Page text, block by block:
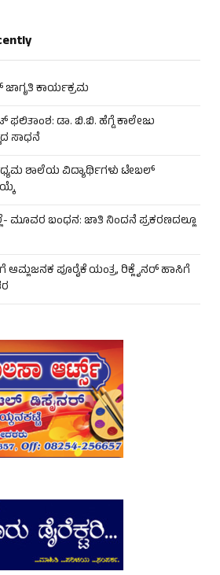
ಜಾಗೃತಿ ಕಾರ್ಯಕ್ರಮ
ಡಾ. ಬಿ.ಬಿ. ಹೆಗ್ಡೆ ಕಾಲೇಜು
ಸಾಧನೆ
ಶಾಲೆಯ ವಿದ್ಯಾರ್ಥಿಗಳು ಟೇಬಲ್‌
ಮೂವರ ಬಂಧನ: ಜಾತಿ ನಿಂದನೆ ಪ್ರಕರಣದಲ್ಲೂ
ಆಮ್ಲಜನಕ ಪೂರೈಕೆ ಯಂತ್ರ, ರಿಕ್ಲೈನರ್ ಹಾಸಿಗೆ